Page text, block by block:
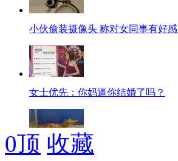
小伙偷装摄像头 称对女同事有好感
女士优先：你妈逼你结婚了吗？
另类玩家养凶猛鳄鱼当宠物
0顶 收藏